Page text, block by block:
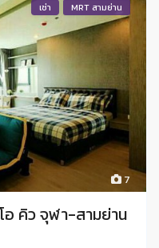
7
เช่า MRT สามย่าน
อ คิว จุฬา-สามย่าน